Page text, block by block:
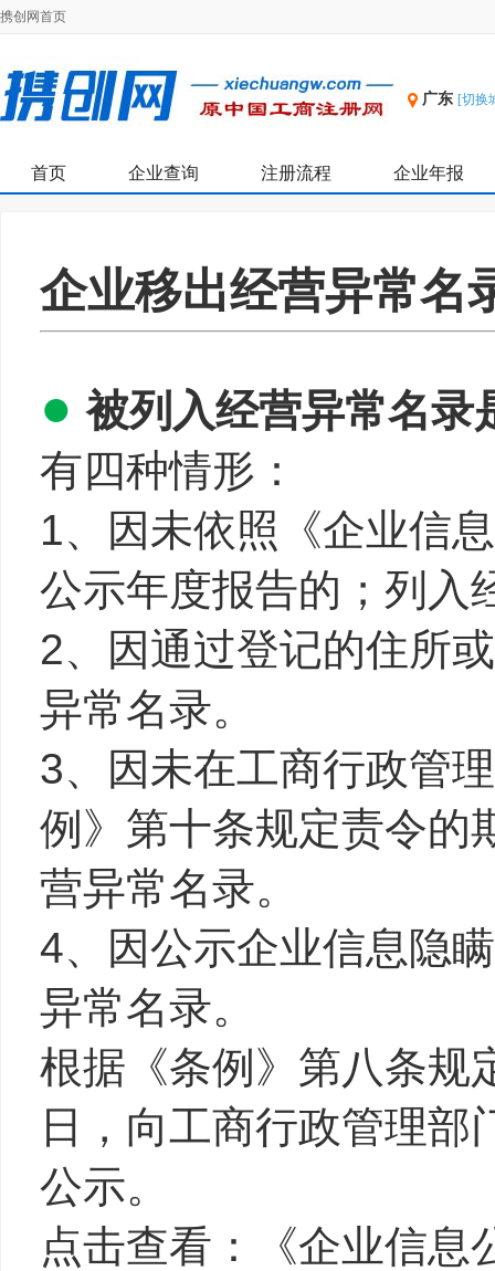
携创网首页
广东 [切换
首页 企业查询 注册流程 企业年报
企业移出经营异常名
●被列入经营异常名
有四种情形：
1、因未依照《企业信
公示年度报告的；列入
2、因通过登记的住所
异常名录。
3、因未在工商行政管
例》第十条规定责令的
营异常名录。
4、因公示企业信息隐
异常名录。
根据《条例》第八条规
日，向工商行政管理
公示。
点击查看：《企业信息